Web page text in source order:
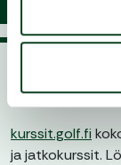
Golfkurssit
kurssit.golf.fi
ja jatkokurssit.